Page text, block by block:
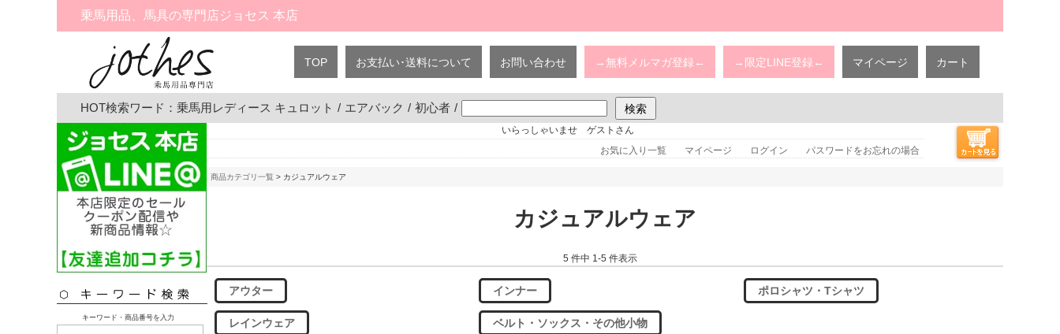
乗馬用品、馬具の専門店ジョセス 本店
TOP お支払い･送料について お問い合わせ →無料メルマガ登録← →限定LINE登録← マイページ カート
HOT検索ワード： 乗馬用レディース キュロット / エアバック / 初心者 /
キーワード・商品番号を入力
いらっしゃいませ ゲストさん
お気に入り一覧
マイページ ログイン パスワードをお忘れの場合
商品カテゴリ一覧 > カジュアルウェア
カジュアルウェア
5 件中 1-5 件表示
アウター インナー ポロシャツ・Tシャツ
レインウェア ベルト・ソックス・その他小物